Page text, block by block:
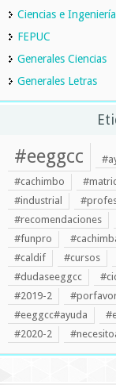
Ciencias e Ingeniería
FEPUC
Generales Ciencias
Generales Letras
#eeggcc
#cachimbo
#industrial
#recomendaciones
#funpro
#caldif
#cursos
#dudaseeggcc
#2019-2
#eeggcc#ayuda
#2020-2